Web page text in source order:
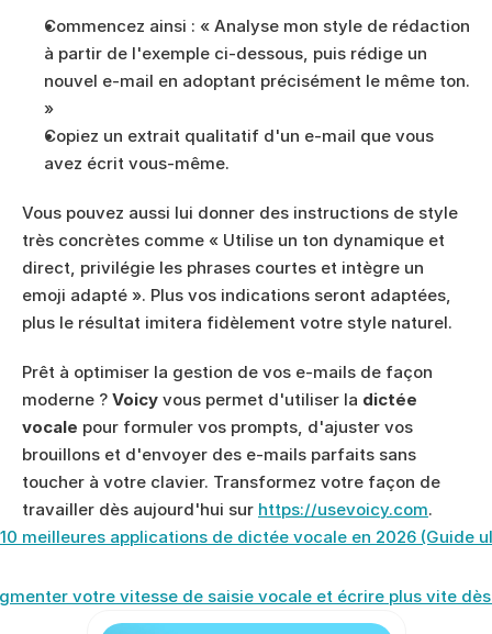
Commencez ainsi : « Analyse mon style de rédaction
à partir de l'exemple ci-dessous, puis rédige un
nouvel e-mail en adoptant précisément le même ton.
»
Copiez un extrait qualitatif d'un e-mail que vous
avez écrit vous-même.
Vous pouvez aussi lui donner des instructions de style
très concrètes comme « Utilise un ton dynamique et
direct, privilégie les phrases courtes et intègre un
emoji adapté ». Plus vos indications seront adaptées,
plus le résultat imitera fidèlement votre style naturel.
Prêt à optimiser la gestion de vos e-mails de façon
moderne ? Voicy vous permet d'utiliser la dictée
vocale pour formuler vos prompts, d'ajuster vos
brouillons et d'envoyer des e-mails parfaits sans
toucher à votre clavier. Transformez votre façon de
travailler dès aujourd'hui sur https://usevoicy.com.
10 meilleures applications de dictée vocale en 2026 (Guide
votre vitesse de saisie vocale et écrire plus vite dès